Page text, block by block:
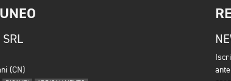
SRL
(CN)